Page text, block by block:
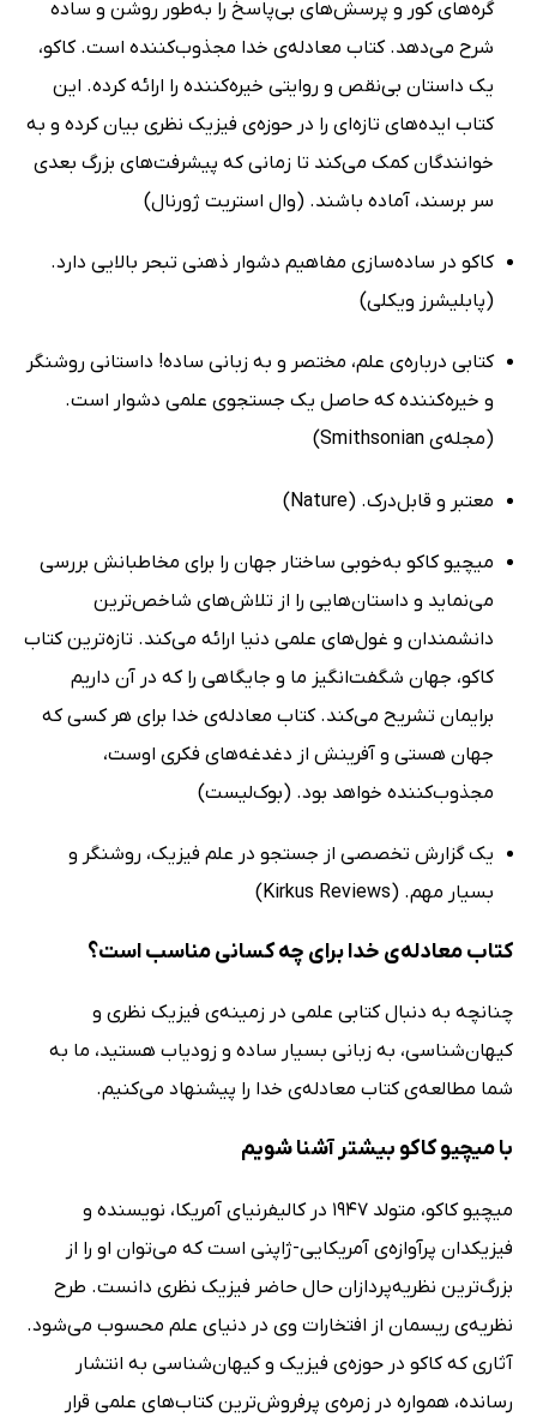
گره‌های کور و پرسش‌های بی‌پاسخ را به‌طور روشن و ساده
شرح می‌دهد. کتاب معادله‌ی خدا مجذوب‌کننده است. کاکو،
یک داستان بی‌نقص و روایتی خیره‌کننده را ارائه کرده. این
کتاب ایده‌های تازه‌ای را در حوزه‌ی فیزیک نظری بیان کرده و به
خوانندگان کمک می‌کند تا زمانی که پیشرفت‌های بزرگ بعدی
سر برسند، آماده باشند. (وال استریت ژورنال)
کاکو در ساده‌سازی مفاهیم دشوار ذهنی تبحر بالایی دارد.
(پابلیشرز ویکلی)
کتابی درباره‌ی علم، مختصر و به زبانی ساده! داستانی روشنگر
و خیره‌کننده که حاصل یک جستجوی علمی دشوار است.
(مجله‌ی Smithsonian)
معتبر و قابل‌درک. (Nature)
میچیو کاکو به‌‌خوبی ساختار جهان را برای مخاطبانش بررسی
می‌نماید و داستان‌هایی را از تلاش‌های شاخص‌ترین
دانشمندان و غول‌های علمی دنیا ارائه می‌کند. تازه‌ترین کتاب
کاکو، جهان شگفت‌انگیز ما و جایگاهی را که در آن داریم
برایمان تشریح می‌کند. کتاب معادله‌ی خدا برای هر کسی که
جهان هستی و آفرینش از دغدغه‌های فکری اوست،
مجذوب‌کننده خواهد بود. (بوک‌لیست)
یک گزارش تخصصی از جستجو در علم فیزیک، روشنگر و
بسیار مهم. (Kirkus Reviews)
کتاب معادله‌ی خدا برای چه کسانی مناسب است؟
چنانچه به دنبال کتابی علمی در زمینه‌ی فیزیک نظری و
کیهان‌شناسی، به زبانی بسیار ساده و زودیاب هستید، ما به
شما مطالعه‌ی کتاب معادله‌ی خدا را پیشنهاد می‌کنیم.
با میچیو کاکو بیشتر آشنا شویم
میچیو کاکو، متولد 1947 در کالیفرنیای آمریکا، نویسنده و
فیزیکدان پرآوازه‌ی آمریکایی-ژاپنی است که می‌توان او را از
بزرگ‌ترین نظریه‌پردازان حال حاضر فیزیک نظری دانست. طرح
نظریه‌ی ریسمان از افتخارات وی در دنیای علم محسوب می‌شود.
آثاری که کاکو در حوزه‌ی فیزیک و کیهان‌شناسی به انتشار
رسانده، همواره در زمره‌ی پرفروش‌ترین کتاب‌های علمی قرار